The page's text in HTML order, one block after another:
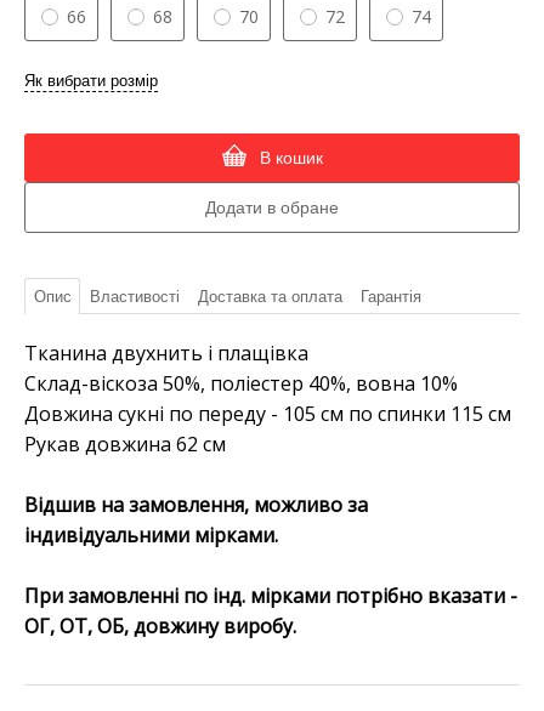
66 68 70 72 74
Як вибрати розмір
В кошик
Опис Властивості Доставка та оплата Гарантія
Тканина двухнить і плащівка
Склад-віскоза 50%, поліестер 40%, вовна 10%
Довжина сукні по переду - 105 см по спинки 115 см
Рукав довжина 62 см
Відшив на замовлення, можливо за
індивідуальними мірками.
При замовленні по інд. мірками потрібно вказати -
ОГ, ОТ, ОБ, довжину виробу.